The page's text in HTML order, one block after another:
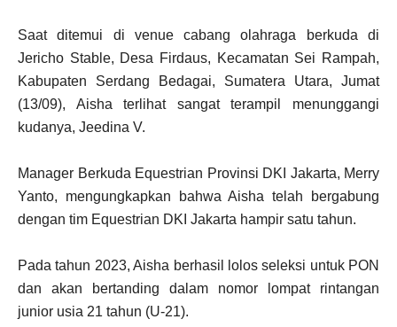
Saat ditemui di venue cabang olahraga berkuda di
Jericho Stable, Desa Firdaus, Kecamatan Sei Rampah,
Kabupaten Serdang Bedagai, Sumatera Utara, Jumat
(13/09), Aisha terlihat sangat terampil menunggangi
kudanya, Jeedina V.
Manager Berkuda Equestrian Provinsi DKI Jakarta, Merry
Yanto, mengungkapkan bahwa Aisha telah bergabung
dengan tim Equestrian DKI Jakarta hampir satu tahun.
Pada tahun 2023, Aisha berhasil lolos seleksi untuk PON
dan akan bertanding dalam nomor lompat rintangan
junior usia 21 tahun (U-21).